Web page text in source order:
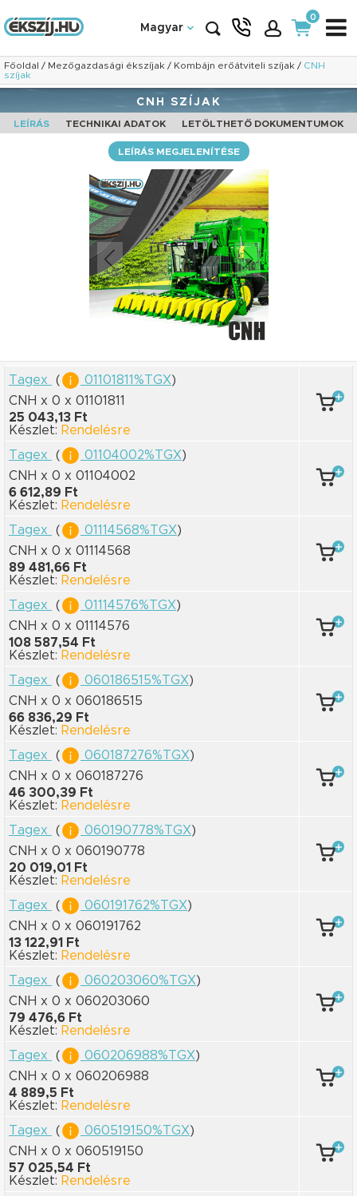
Magyar
0
Főoldal / Mezőgazdasági ékszíjak / Kombájn erőátviteli szíjak / CNH
szíjak
CNH SZÍJAK
LEÍRÁS TECHNIKAI ADATOK LETÖLTHETŐ DOKUMENTUMOK
LEÍRÁS MEGJELENÍTÉSE
Tagex ( 01101811%TGX)
CNH x 0 x 01101811
25 043,13 Ft
Készlet: Rendelésre
Tagex
( 01104002%TGX)
CNH x 0 x 01104002
6 612,89 Ft
Készlet: Rendelésre
Tagex
( 01114568%TGX)
CNH x 0 x 01114568
89 481,66 Ft
Készlet: Rendelésre
Tagex
( 01114576%TGX)
CNH x 0 x 01114576
108 587,54 Ft
Készlet: Rendelésre
Tagex
( 060186515%TGX)
CNH x 0 x 060186515
66 836,29 Ft
Készlet: Rendelésre
Tagex
( 060187276%TGX)
CNH x 0 x 060187276
46 300,39 Ft
Készlet: Rendelésre
Tagex
( 060190778%TGX)
CNH x 0 x 060190778
20 019,01 Ft
Készlet: Rendelésre
Tagex
( 060191762%TGX)
CNH x 0 x 060191762
13 122,91 Ft
Készlet: Rendelésre
Tagex
( 060203060%TGX)
CNH x 0 x 060203060
79 476,6 Ft
Készlet: Rendelésre
Tagex
( 060206988%TGX)
CNH x 0 x 060206988
4 889,5 Ft
Készlet: Rendelésre
Tagex
( 060519150%TGX)
CNH x 0 x 060519150
57 025,54 Ft
Készlet: Rendelésre